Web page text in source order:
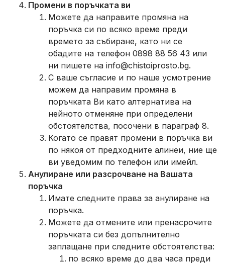
Промени в поръчката ви
Можете да направите промяна на
поръчка си по всяко време преди
времето за събиране, като ни се
обадите на телефон 0898 88 56 43 или
ни пишете на info@chistoiprosto.bg.
С ваше съгласие и по наше усмотрение
можем да направим промяна в
поръчката Ви като алтернатива на
нейното отменяне при определени
обстоятелства, посочени в параграф 8.
Когато се правят промени в поръчка ви
по някоя от предходните алинеи, ние ще
ви уведомим по телефон или имейл.
Анулиране или разсрочване на Вашата
поръчка
Имате следните права за анулиране на
поръчка.
Можете да отмените или пренасрочите
поръчката си без допълнително
заплащане при следните обстоятелства:
по всяко време до два часа преди